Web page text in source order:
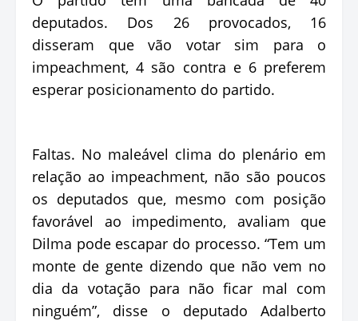
deputados. Dos 26 provocados, 16
disseram que vão votar sim para o
impeachment, 4 são contra e 6 preferem
esperar posicionamento do partido.
Faltas. No maleável clima do plenário em
relação ao impeachment, não são poucos
os deputados que, mesmo com posição
favorável ao impedimento, avaliam que
Dilma pode escapar do processo. “Tem um
monte de gente dizendo que não vem no
dia da votação para não ficar mal com
ninguém”, disse o deputado Adalberto